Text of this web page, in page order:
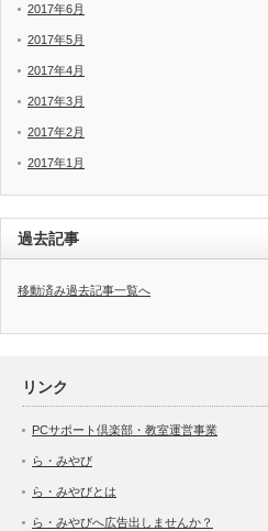
2017年6月
2017年5月
2017年4月
2017年3月
2017年2月
2017年1月
過去記事
移動済み過去記事一覧へ
リンク
PCサポート倶楽部・教室運営事業
ら・みやび
ら・みやびとは
ら・みやびへ広告出しませんか？